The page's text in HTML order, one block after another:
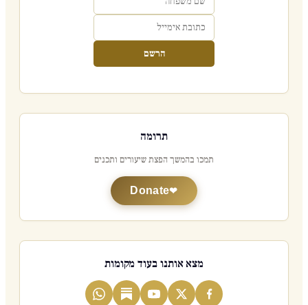
הרשם
תרומה
תמכו בהמשך הפצת שיעורים ותכנים
Donate
מצא אותנו בעוד מקומות